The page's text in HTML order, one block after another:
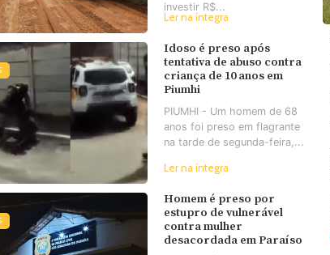
investir R$...
Ler na íntegra
Idoso é preso após
tentativa de abuso contra
criança de 10 anos em
Piumhi
PIUMHI - Um homem de 68
anos foi preso em flagrante
na tarde de segunda-feira,...
Ler na íntegra
Homem é preso por
estupro de vulnerável
contra mulher
desacordada em Paraíso